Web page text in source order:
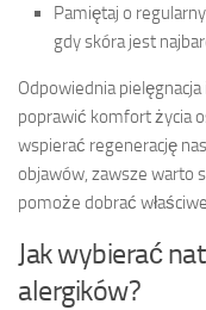
Pamiętaj o
gdy skóra jest
Odpowiednia
poprawić komfort życia
wspierać regenerację
objawów, zawsze warto
pomoże dobrać
Jak wybierać
alergików?